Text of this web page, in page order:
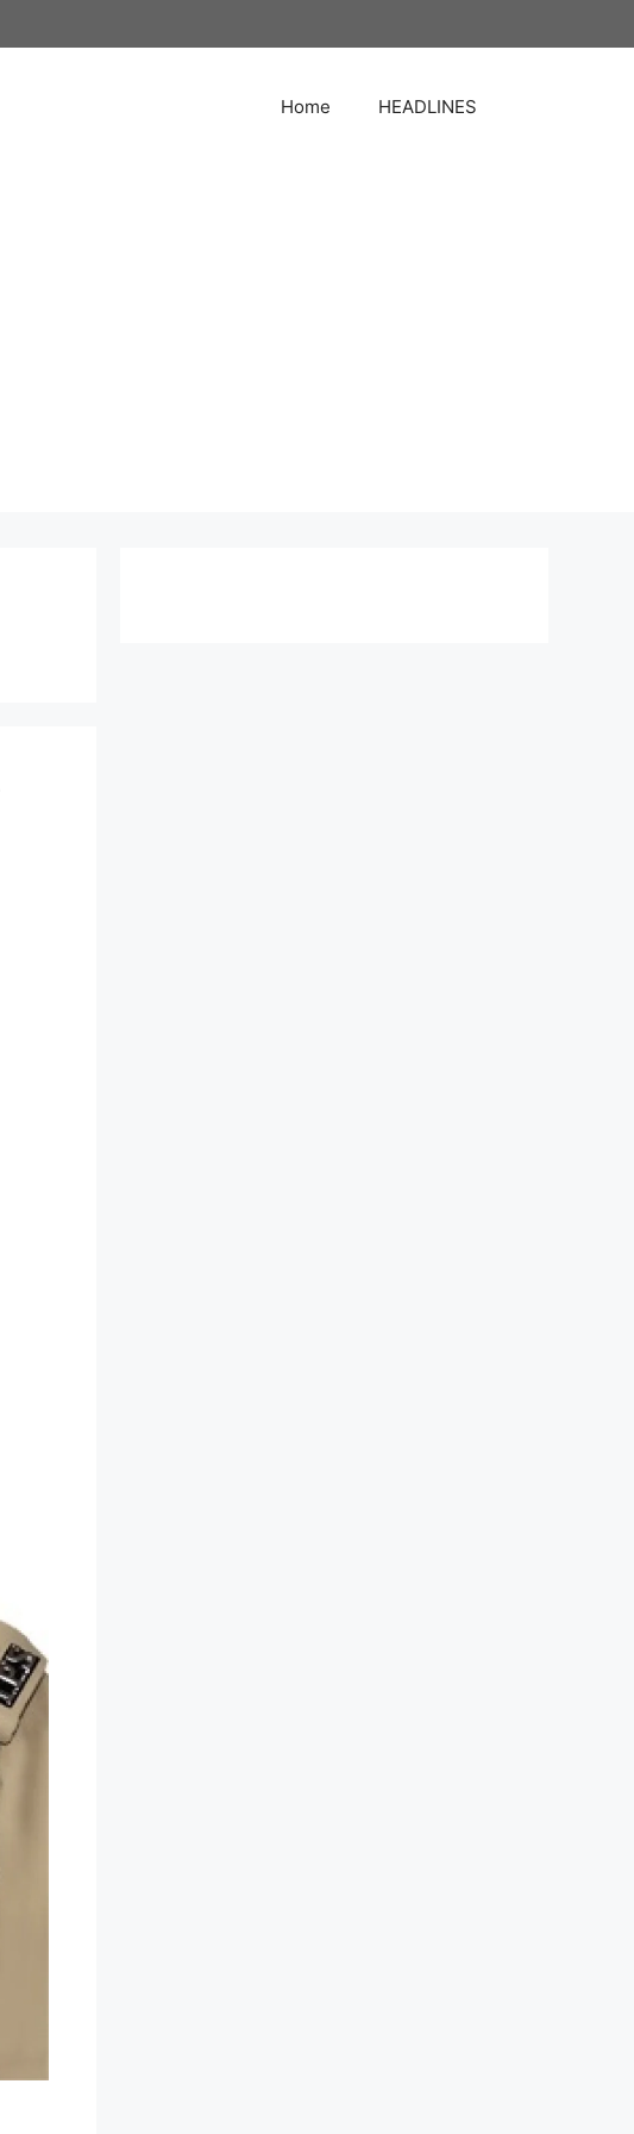
Home HEADLINES